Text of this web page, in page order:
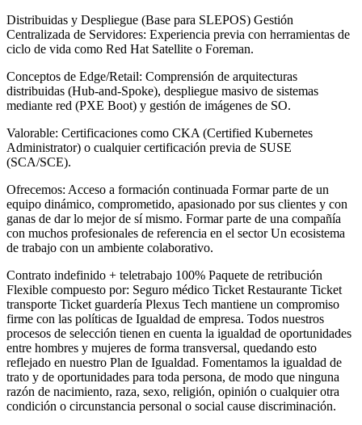
Distribuidas y Despliegue (Base para SLEPOS) Gestión
Centralizada de Servidores: Experiencia previa con herramientas de
ciclo de vida como Red Hat Satellite o Foreman.
Conceptos de Edge/Retail: Comprensión de arquitecturas
distribuidas (Hub-and-Spoke), despliegue masivo de sistemas
mediante red (PXE Boot) y gestión de imágenes de SO.
Valorable: Certificaciones como CKA (Certified Kubernetes
Administrator) o cualquier certificación previa de SUSE
(SCA/SCE).
Ofrecemos: Acceso a formación continuada Formar parte de un
equipo dinámico, comprometido, apasionado por sus clientes y con
ganas de dar lo mejor de sí mismo. Formar parte de una compañía
con muchos profesionales de referencia en el sector Un ecosistema
de trabajo con un ambiente colaborativo.
Contrato indefinido + teletrabajo 100% Paquete de retribución
Flexible compuesto por: Seguro médico Ticket Restaurante Ticket
transporte Ticket guardería Plexus Tech mantiene un compromiso
firme con las políticas de Igualdad de empresa. Todos nuestros
procesos de selección tienen en cuenta la igualdad de oportunidades
entre hombres y mujeres de forma transversal, quedando esto
reflejado en nuestro Plan de Igualdad. Fomentamos la igualdad de
trato y de oportunidades para toda persona, de modo que ninguna
razón de nacimiento, raza, sexo, religión, opinión o cualquier otra
condición o circunstancia personal o social cause discriminación.